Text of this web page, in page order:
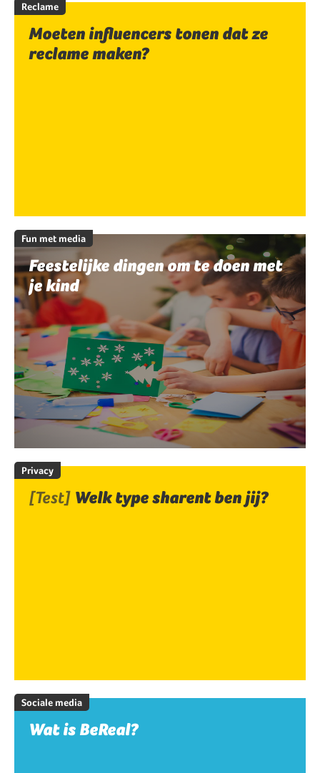
Reclame
Moeten influencers tonen dat ze
reclame maken?
Fun met media
Feestelijke dingen om te doen met
je kind
Privacy
[Test] Welk type sharent ben jij?
Sociale media
Wat is BeReal?